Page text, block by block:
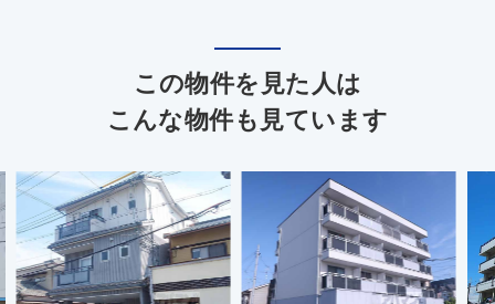
この物件を見た人は
こんな物件も見ています